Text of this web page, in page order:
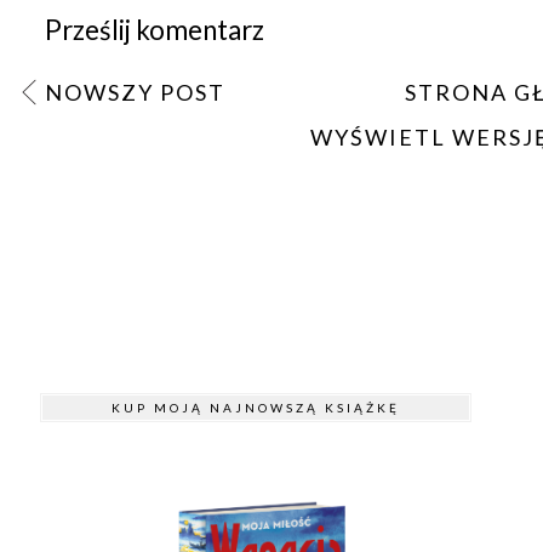
Prześlij komentarz
NOWSZY POST
STRONA
WYŚWIETL
KUP MOJĄ NAJNOWSZĄ KSIĄŻKĘ